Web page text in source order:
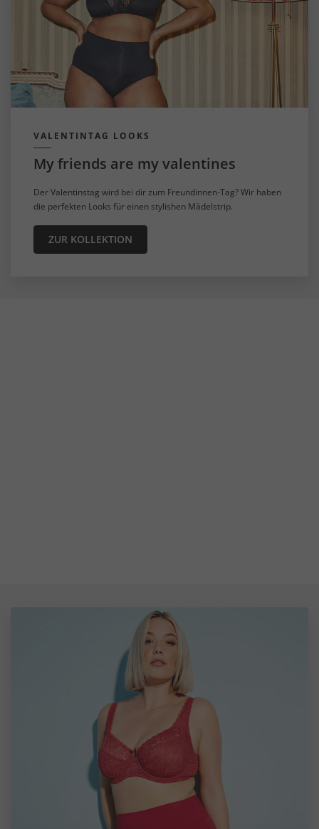
VALENTINTAG LOOKS
My friends are my valentines
Der Valentinstag wird bei dir zum Freundinnen-Tag? Wir haben
die perfekten Looks für einen stylishen Mädelstrip.
ZUR KOLLEKTION